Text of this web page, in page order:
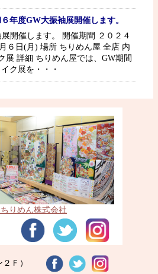
年度GW大振袖展開催します。
開催します。 開催期間 ２０２４
６日(月) 場所 ちりめん屋 全店 内
展 詳細 ちりめん屋では、GW期間
ク展を・・・
りめん株式会社
２Ｆ）